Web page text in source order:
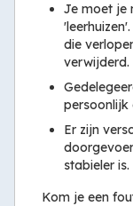
Je moet je
die
verwijderd.
persoonlijk
Er zijn
stabieler is.
Kom je een